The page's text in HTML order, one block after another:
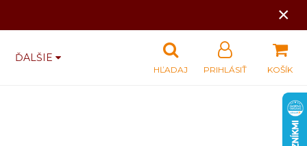
×
ĎALŠIE
KOŠÍK
PRIHLÁSIŤ
HĽADAJ